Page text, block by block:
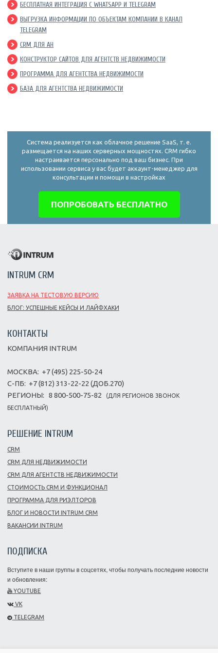
БЕСПЛАТНАЯ ИНТЕГРАЦИЯ С WHATSAPP И TELEGRAM
ВЫГРУЗКА ИНФОРМАЦИИ ПО ОБЪЕКТАМ КОМПАНИИ В КАНАЛ
TELEGRAM
CRM ДЛЯ АН
КОНСТРУКТОР САЙТОВ ДЛЯ АГЕНТСТВ НЕДВИЖИМОСТИ
ПРОГРАММА ДЛЯ АГЕНТСТВА НЕДВИЖИМОСТИ
БАЗА ДЛЯ АГЕНТСТВА НЕДВИЖИМОСТИ
Система реализуется как облачное решение SaaS, т. е.
размещается на наших серверных мощностях. CRM гибко
настраивается персонально под ваш бизнес. При
использовании сервиса у вас будет аккаунт-менеджер для
консультации и помощи в настройках
ПОПРОБОВАТЬ БЕСПЛАТНО
INTRUM CRM
ЗАЯВКА НА ТЕСТОВУЮ ВЕРСИЮ
БЛОГ: УСПЕШНЫЕ КЕЙСЫ И ЛАЙФХАКИ
КОНТАКТЫ
КОМПАНИЯ INTRUM
МОСКВА: +7 (495) 225-50-24
С-ПБ: +7 (812) 313-22-22 (ДОБ.270)
РЕГИОНЫ: 8 800-500-75-82
(ДЛЯ РЕГИОНОВ ЗВОНОК
БЕСПЛАТНЫЙ)
РЕШЕНИЕ INTRUM
CRM
CRM ДЛЯ НЕДВИЖИМОСТИ
CRM ДЛЯ АГЕНТСТВ НЕДВИЖИМОСТИ
СТОИМОСТЬ CRM И ФУНКЦИОНАЛ
ПРОГРАММА ДЛЯ РИЭЛТОРОВ
БЛОГ И НОВОСТИ INTRUM CRM
ВАКАНСИИ INTRUM
ПОДПИСКА
Вступите в наши группы в соцсетях, чтобы получать последние новости
и обновления:
YOUTUBE
VK
TELEGRAM